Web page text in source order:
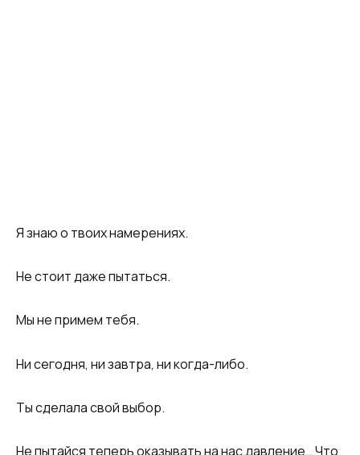
Я знаю о твоих намерениях.
Не стоит даже пытаться.
Мы не примем тебя.
Ни сегодня, ни завтра, ни когда-либо.
Ты сделала свой выбор.
Не пытайся теперь оказывать на нас давление… Что